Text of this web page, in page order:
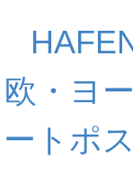
欧・ヨ
ートポ